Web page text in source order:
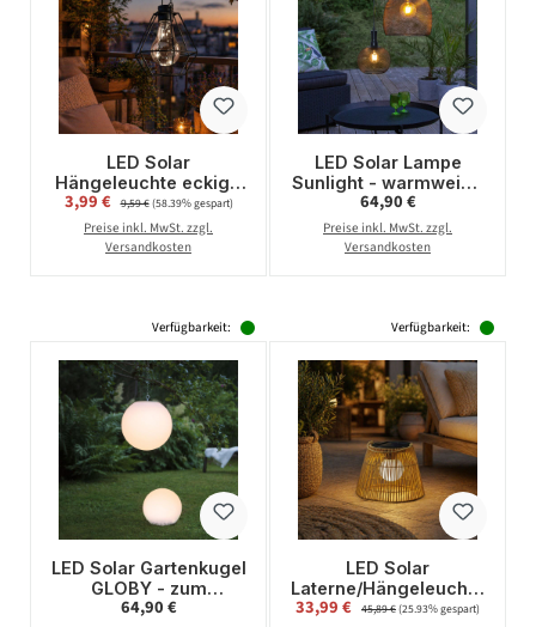
LED Solar
Hängeleuchte eckig -
Laterne - 3
warmweiße LED - H:
14,5cm -
Verkaufspreis:
3,99 € Regulärer Preis:
9,59 €(58.39% gespart)
Preise inkl. MwSt. zzgl.
Versandkosten
LED Solar Lampe
Sunlight - warmweiße
LED - H: 35cm, D:
29cm - hängend,
schwarz
Regulärer Preis:
64,90 €
Preise inkl. MwSt. zzgl.
Versandkosten
Verfügbarkeit:
LED Solar Gartenkugel
GLOBY - zum
Aufhängen - H: 29cm,
Regulärer Preis:
64,90 €
Verfügbarkeit:
LED Solar
Laterne/Hängeleuchte
- Rattanoptik -
Verkaufspreis:
33,99 € Regulärer Preis:
45,89 €(25.93% gespart)